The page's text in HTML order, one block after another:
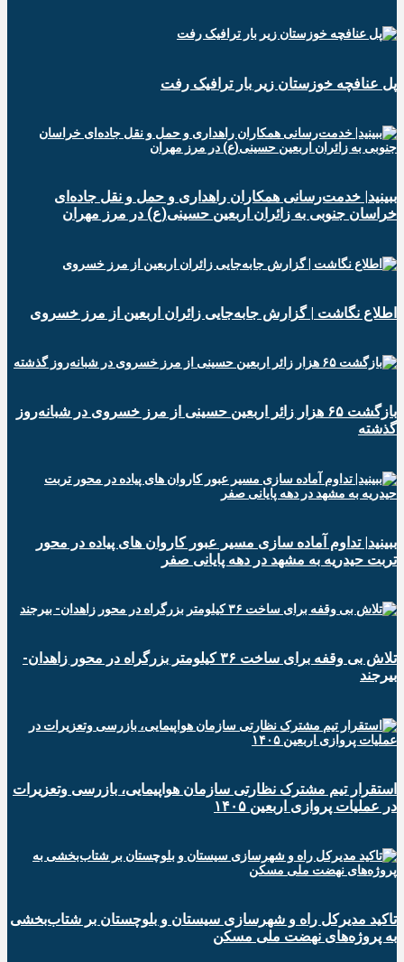
پل عنافچه خوزستان زیر بار ترافیک رفت
ببینید| خدمت‌رسانی همکاران راهداری و حمل و نقل جاده‌ای
خراسان جنوبی به زائران اربعین حسینی(ع) در مرز مهران
️اطلاع نگاشت | گزارش جابه‌جایی زائران اربعین از مرز خسروی
️بازگشت ۶۵ هزار زائر اربعین حسینی از مرز خسروی در شبانه‌روز
گذشته
ببینید| تداوم آماده سازی مسیر عبور کاروان های پیاده در محور
تربت حیدریه به مشهد در دهه پایانی صفر
تلاش بی وقفه برای ساخت ۳۶ کیلومتر بزرگراه در محور زاهدان-
بیرجند
استقرار تیم مشترک نظارتی سازمان هواپیمایی، بازرسی وتعزیرات
در عملیات پروازی اربعین ۱۴۰۵
تاکید مدیرکل راه و شهرسازی سیستان و بلوچستان بر شتاب‌بخشی
به پروژه‌های نهضت ملی مسکن